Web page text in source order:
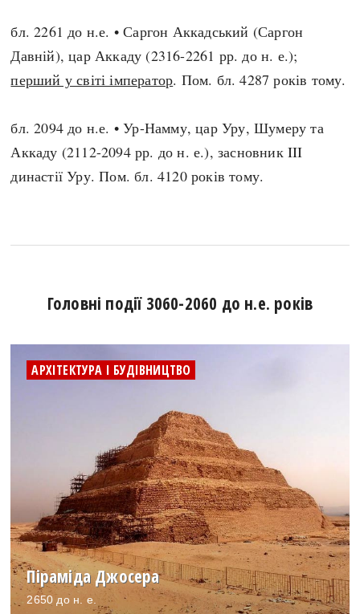
бл. 2261 до н.е. • Саргон Аккадський (Саргон
Давній), цар Аккаду (2316-2261 рр. до н. е.);
перший у світі імператор. Пом. бл. 4287 років тому.
бл. 2094 до н.е. • Ур-Намму, цар Уру, Шумеру та
Аккаду (2112-2094 рр. до н. е.), засновник III
династії Уру. Пом. бл. 4120 років тому.
Головні події 3060-2060 до н.е. років
АРХІТЕКТУРА І БУДІВНИЦТВО
Піраміда Джосера
2650 до н. е.